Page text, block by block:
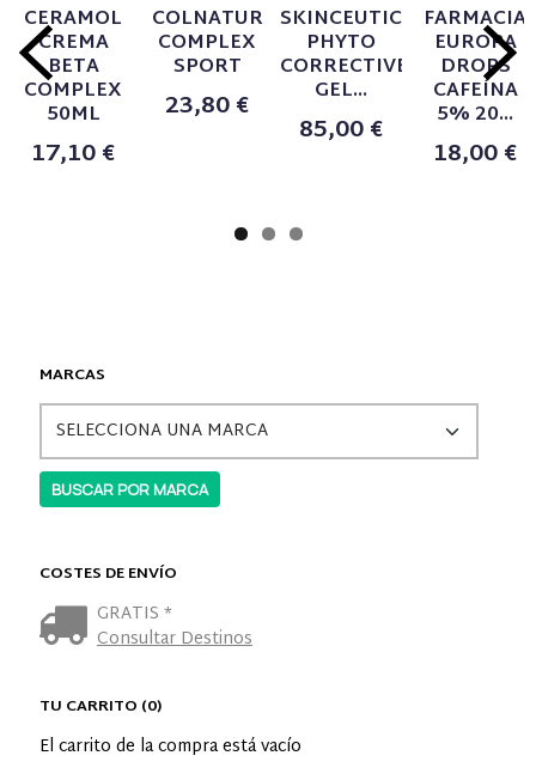
MARCAS
COSTES DE ENVÍO
GRATIS *
Consultar Destinos
TU CARRITO (0)
El carrito de la compra está vacío
CERAMOL
CREMA
BETA
COMPLEX
50ML
17,10 €
COLNATUR
COMPLEX
SPORT
23,80 €
SKINCEUTICALS
PHYTO
CORRECTIVE
GEL...
85,00 €
FARMACIA
EUROPA
DROPS
CAFEÍNA
5% 20...
18,00 €